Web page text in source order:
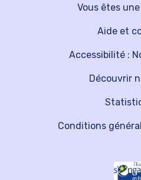
Vous êtes
Découvrir
Aide et
Accessibilité :
Conditions